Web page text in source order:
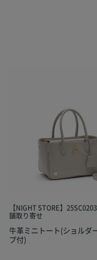
【NIGHT STORE】
舗取り寄せ
牛革ミニトート(ショルダ
プ付)